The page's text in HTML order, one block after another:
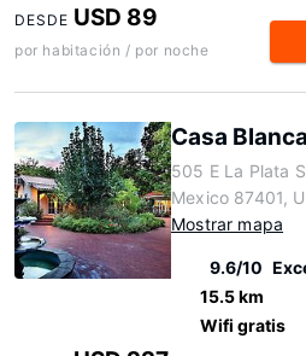
DESDE USD 89
por habitación / por noche
Casa
505 E La Plata
Mexico 87401,
Mostrar mapa
9.6/10
15.5 km
Wifi gratis